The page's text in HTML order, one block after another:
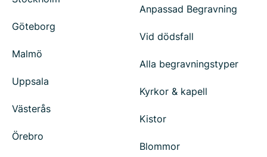
Göteborg
Malmö
Uppsala
Västerås
Örebro
Anpassad Begravning
Vid dödsfall
Alla begravningstyper
Kyrkor & kapell
Kistor
Blommor